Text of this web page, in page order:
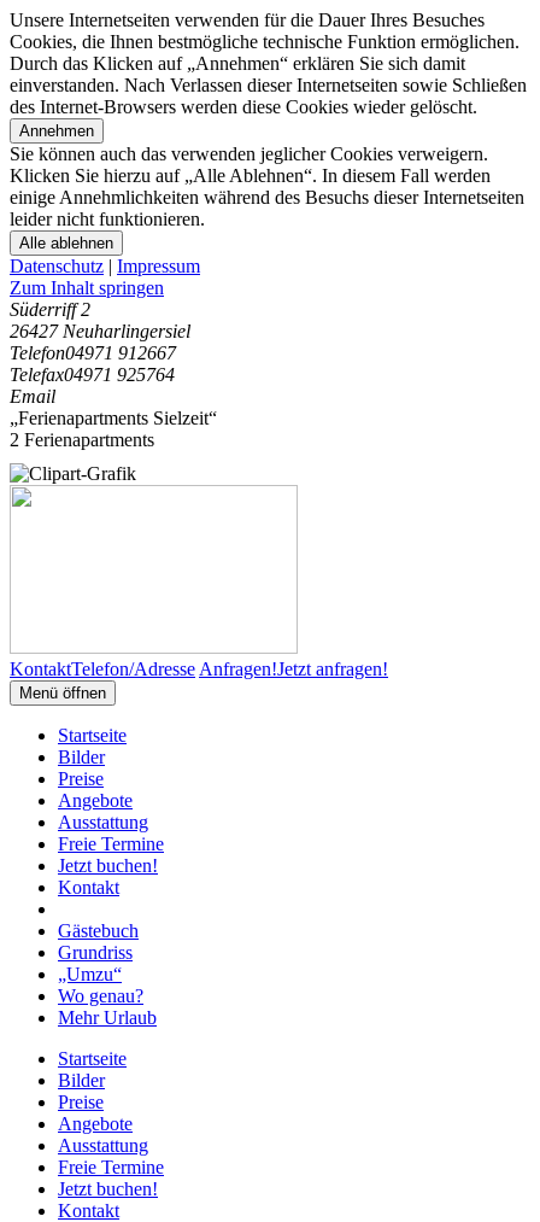
Unsere Internetseiten verwenden für die Dauer Ihres Besuches
Cookies, die Ihnen bestmögliche technische Funktion ermöglichen.
Durch das Klicken auf „Annehmen“ erklären Sie sich damit
einverstanden. Nach Verlassen dieser Internetseiten sowie Schließen
des Internet-Browsers werden diese Cookies wieder gelöscht.
Annehmen
Sie können auch das verwenden jeglicher Cookies verweigern.
Klicken Sie hierzu auf „Alle Ablehnen“. In diesem Fall werden
einige Annehmlichkeiten während des Besuchs dieser Internetseiten
leider nicht funktionieren.
Alle ablehnen
Datenschutz | Impressum
Zum Inhalt springen
Süderriff 2
26427 Neuharlingersiel
Telefon04971 912667
Telefax04971 925764
Email
„Ferienapartments Sielzeit“
2 Ferienapartments
KontaktTelefon/Adresse Anfragen!Jetzt anfragen!
Menü öffnen
Startseite
Bilder
Preise
Angebote
Ausstattung
Freie Termine
Jetzt buchen!
Kontakt
Gästebuch
Grundriss
„Umzu“
Wo genau?
Mehr Urlaub
Startseite
Bilder
Preise
Angebote
Ausstattung
Freie Termine
Jetzt buchen!
Kontakt